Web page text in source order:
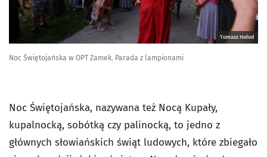
Tomasz Hołod
Noc Świętojańska w OPT Zamek. Parada z lampionami
Noc Świętojańska, nazywana też Nocą Kupały,
kupalnocką, sobótką czy palinocką, to jedno z
głównych słowiańskich świąt ludowych, które zbiegało